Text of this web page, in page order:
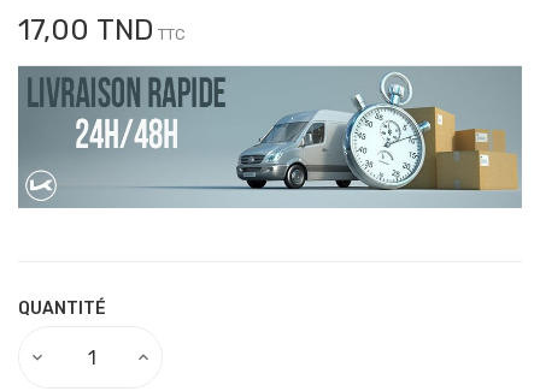
17,00 TND TTC
QUANTITÉ